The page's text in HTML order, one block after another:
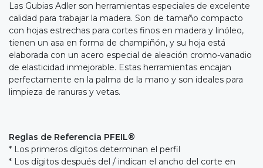
Las Gubias Adler son herramientas especiales de excelente
calidad para trabajar la madera. Son de tamaño compacto
con hojas estrechas para cortes finos en madera y linóleo,
tienen un asa en forma de champiñón, y su hoja está
elaborada con un acero especial de aleación cromo-vanadio
de elasticidad inmejorable. Estas herramientas encajan
perfectamente en la palma de la mano y son ideales para
limpieza de ranuras y vetas.
Reglas de Referencia PFEIL®
* Los primeros dígitos determinan el perfil
* Los dígitos después del / indican el ancho del corte en